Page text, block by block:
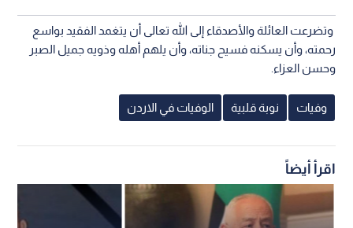
وتضرعت العائلة والأصدقاء إلى الله تعالى أن يتغمد الفقيد بواسع
رحمته، وأن يسكنه فسيح جناته، وأن يلهم أهله وذويه جميل الصبر
وحسن العزاء.
وفيات نوبة قلبية الوفيات في الاردن
اقرأ أيضاً